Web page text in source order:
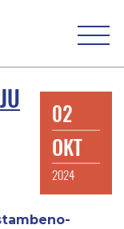
02
OKT
2024